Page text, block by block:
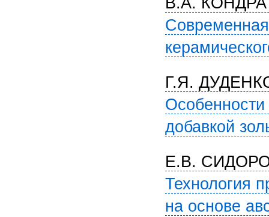
Г.Я.
Особенности
добавкой
Е.В.
Технология
на основе